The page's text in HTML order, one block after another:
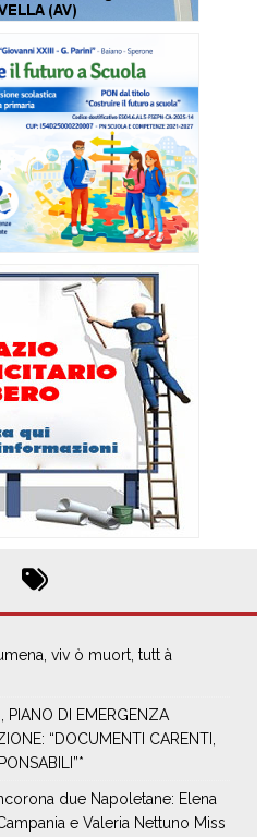
viv ò muort, tutt à
PIANO DI EMERGENZA
“DOCUMENTI CARENTI,
due Napoletane: Elena
e Valeria Nettuno Miss